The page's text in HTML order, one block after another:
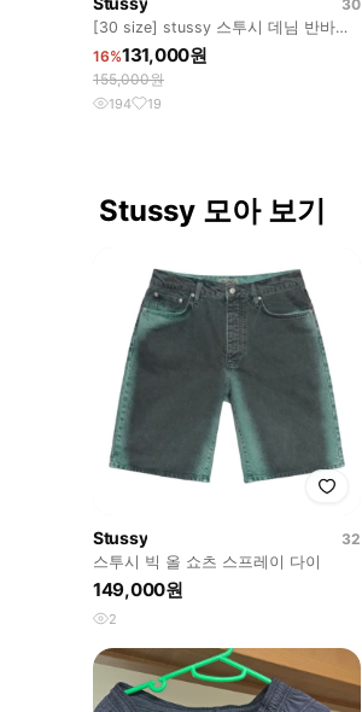
30
[30 size] stussy 스투시 데님 반바지
pink 로고
16%131,000원
155,000원
194 19
Stussy 모아 보기
Stussy
32
스투시 빅 올 쇼츠 스프레이 다이
149,000원
2